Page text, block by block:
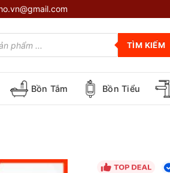
TÌM KIẾM
Bồn Tắm Bồn Tiểu